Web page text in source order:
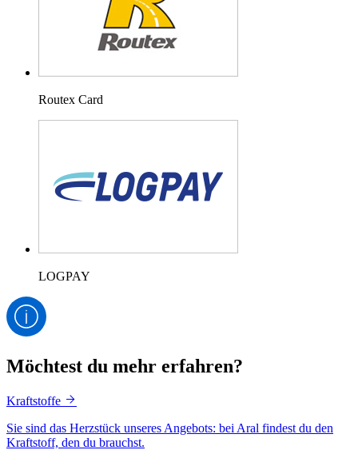
Routex Card
LOGPAY
Möchtest du mehr erfahren?
Kraftstoffe
Sie sind das Herzstück unseres Angebots: bei Aral findest du den
Kraftstoff, den du brauchst.